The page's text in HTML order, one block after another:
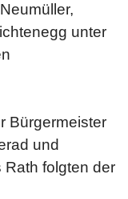
unter
Bürgermeister
und
Rath folgten der